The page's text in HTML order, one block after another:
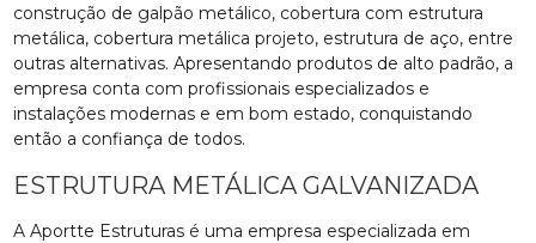
construção de galpão metálico, cobertura com estrutura
metálica, cobertura metálica projeto, estrutura de aço, entre
outras alternativas. Apresentando produtos de alto padrão, a
empresa conta com profissionais especializados e
instalações modernas e em bom estado, conquistando
então a confiança de todos.
ESTRUTURA METÁLICA GALVANIZADA
A Aportte Estruturas é uma empresa especializada em